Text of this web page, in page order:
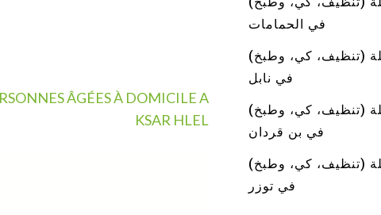
ÂGÉES À DOMICILE A
KSAR HLEL
في الحمامات
(تنظيف، كي، وطبخ)
في نابل
(تنظيف، كي، وطبخ)
في بن قردان
(تنظيف، كي، وطبخ)
في توزر